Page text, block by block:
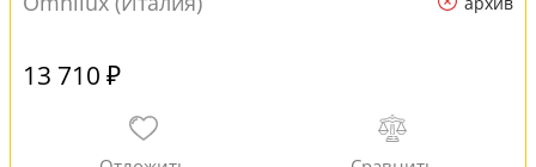
13 710 ₽